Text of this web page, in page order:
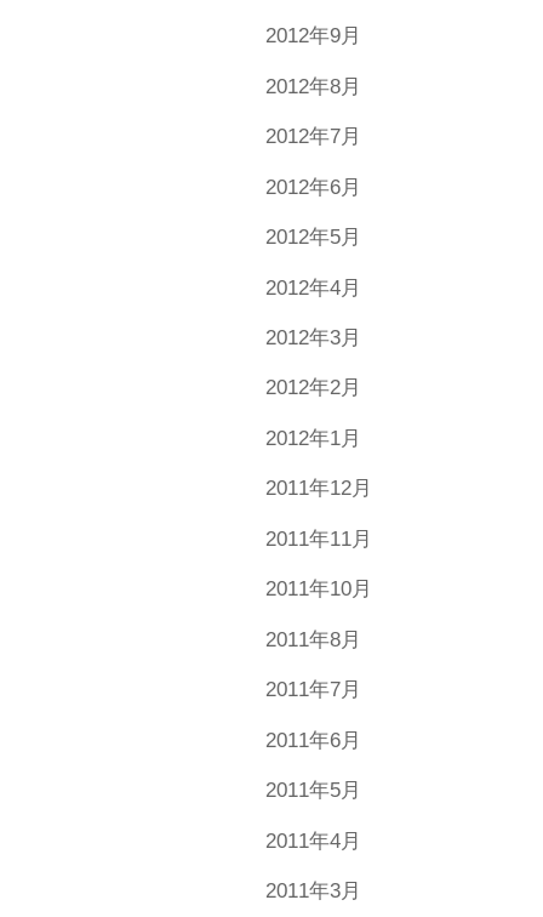
2012年9月
2012年8月
2012年7月
2012年6月
2012年5月
2012年4月
2012年3月
2012年2月
2012年1月
2011年12月
2011年11月
2011年10月
2011年8月
2011年7月
2011年6月
2011年5月
2011年4月
2011年3月